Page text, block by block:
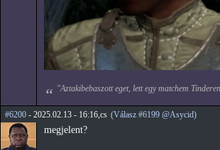
"Aztakibebaszott eget, lett egy matchem
#6200 - 2025.02.13 - 16:16,cs (Válasz #6199 @Asycid)
megjelent?